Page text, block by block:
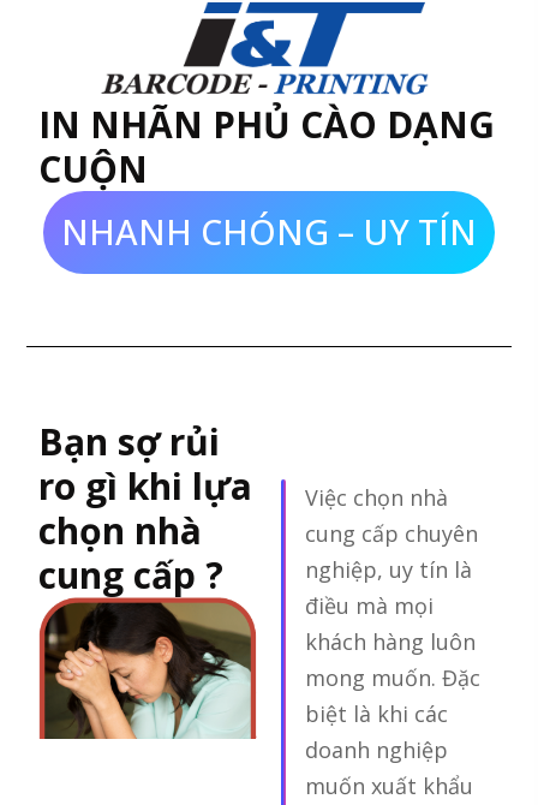
IN NHÃN PHỦ CÀO DẠNG
CUỘN
NHANH CHÓNG – UY TÍN
Bạn sợ rủi
ro gì khi lựa
chọn nhà
cung cấp ?
Việc chọn nhà
cung cấp chuyên
nghiệp, uy tín là
điều mà mọi
khách hàng luôn
mong muốn. Đặc
biệt là khi các
doanh nghiệp
muốn xuất khẩu